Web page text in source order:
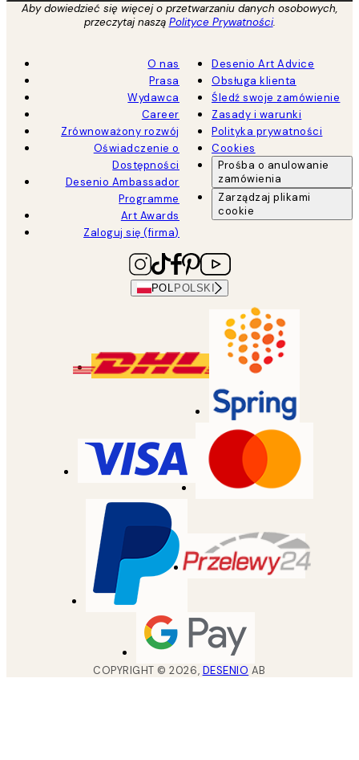
Aby dowiedzieć się więcej o przetwarzaniu danych osobowych,
przeczytaj naszą Polityce Prywatności.
O nas
Prasa
Wydawca
Career
Zrównoważony rozwój
Oświadczenie o
Dostępności
Desenio Ambassador
Programme
Art Awards
Zaloguj się (firma)
Desenio Art Advice
Obsługa klienta
Śledź swoje zamówienie
Zasady i warunki
Polityka prywatności
Cookies
Prośba o anulowanie
zamówienia
Zarządzaj plikami
cookie
POL POLSKI
COPYRIGHT ©2026, DESENIO AB